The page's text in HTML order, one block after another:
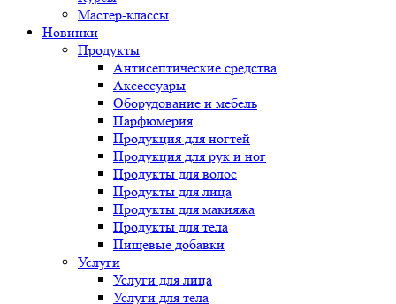
Мастер-классы
Новинки
Продукты
Антисептические средства
Аксессуары
Оборудование и мебель
Парфюмерия
Продукция для ногтей
Продукция для рук и ног
Продукты для волос
Продукты для лица
Продукты для макияжа
Продукты для тела
Пищевые добавки
Услуги
Услуги для лица
Услуги для тела